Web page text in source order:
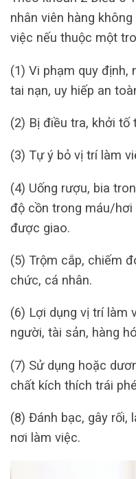
nhân viên hàng
việc nếu thuộc một
(1) Vi phạm quy định,
tai nạn, uy hiếp an
(2) Bị điều tra, khởi tố
(3) Tự ý bỏ vị trí làm
(4) Uống rượu, bia
độ cồn trong máu/
được giao.
(5) Trộm cắp, chiếm
chức, cá nhân.
(6) Lợi dụng vị trí làm
người, tài sản, hàng
(7) Sử dụng hoặc
chất kích thích trái
(8) Đánh bạc, gây rối,
nơi làm việc.